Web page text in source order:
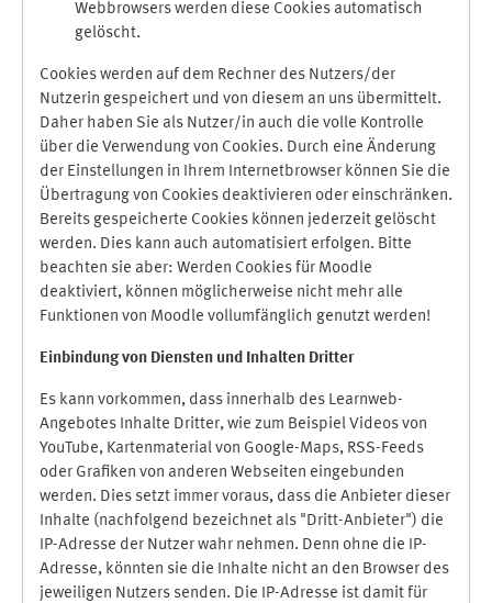
Webbrowsers werden diese Cookies automatisch
gelöscht.
Cookies werden auf dem Rechner des Nutzers/der
Nutzerin gespeichert und von diesem an uns übermittelt.
Daher haben Sie als Nutzer/in auch die volle Kontrolle
über die Verwendung von Cookies. Durch eine Änderung
der Einstellungen in Ihrem Internetbrowser können Sie die
Übertragung von Cookies deaktivieren oder einschränken.
Bereits gespeicherte Cookies können jederzeit gelöscht
werden. Dies kann auch automatisiert erfolgen. Bitte
beachten sie aber: Werden Cookies für Moodle
deaktiviert, können möglicherweise nicht mehr alle
Funktionen von Moodle vollumfänglich genutzt werden!
Einbindung von Diensten und Inhalten Dritter
Es kann vorkommen, dass innerhalb des Learnweb-
Angebotes Inhalte Dritter, wie zum Beispiel Videos von
YouTube, Kartenmaterial von Google-Maps, RSS-Feeds
oder Grafiken von anderen Webseiten eingebunden
werden. Dies setzt immer voraus, dass die Anbieter dieser
Inhalte (nachfolgend bezeichnet als "Dritt-Anbieter") die
IP-Adresse der Nutzer wahr nehmen. Denn ohne die IP-
Adresse, könnten sie die Inhalte nicht an den Browser des
jeweiligen Nutzers senden. Die IP-Adresse ist damit für